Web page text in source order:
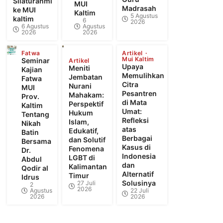
ke MUI
kaltim
6 Agustus
2026
MUI
Kaltim
6
Agustus
2026
Madrasah
5 Agustus
2026
Fatwa
Seminar
Kajian
Fatwa
MUI
Prov.
Kaltim
Tentang
Nikah
Batin
Bersama
Dr.
Abdul
Qodir al
Idrus
2
Agustus
2026
Artikel
Meniti
Jembatan
Nurani
Mahakam:
Perspektif
Hukum
Islam,
Edukatif,
dan Solutif
Fenomena
LGBT di
Kalimantan
Timur
27 Juli
2026
Artikel
Mui Kaltim
Upaya
Memulihkan
Citra
Pesantren
di Mata
Umat:
Refleksi
atas
Berbagai
Kasus di
Indonesia
dan
Alternatif
Solusinya
22 Juli
2026